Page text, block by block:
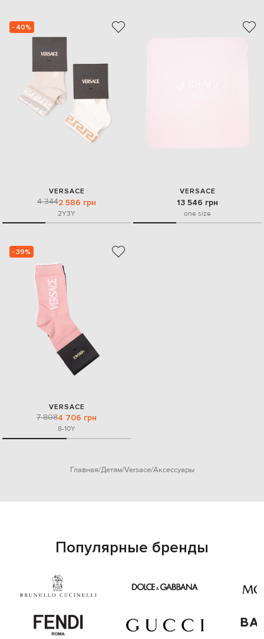
- 40%
VERSACE
4 3442 586 грн
2Y3Y
VERSACE
13 546 грн
one size
- 39%
VERSACE
7 8084 706 грн
8-10Y
Главная Детям Versace Аксессуары
Популярные бренды